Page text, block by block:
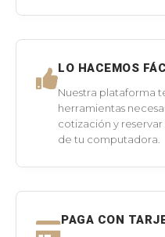
LO HACEMOS
Nuestra plataforma
herramientas
cotización y
de tu computadora.
PAGA CON